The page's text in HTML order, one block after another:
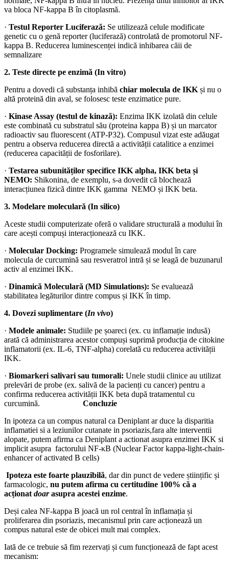
va bloca NF-kappa B în citoplasmă.
· Testul Reporter Luciferază: Se utilizează celule modificate
genetic cu o genă reporter (luciferază) controlată de promotorul NF-
kappa B. Reducerea luminescenței indică inhibarea căii de
semnalizare
2. Teste directe pe enzimă (In vitro)
Pentru a dovedi că substanța inhibă chiar molecula de IKK și nu o
altă proteină din aval, se folosesc teste enzimatice pure.
· Kinase Assay (testul de kinază): Enzima IKK izolată din celule
este combinată cu substratul său (proteina kappa B) și un marcator
radioactiv sau fluorescent (ATP-P32). Compusul vizat este adăugat
pentru a observa reducerea directă a activității catalitice a enzimei
(reducerea capacității de fosforilare).
· Testarea subunităților specifice IKK alpha, IKK beta și
NEMO: Shikonina, de exemplu, s-a dovedit că blochează
interacțiunea fizică dintre IKK gamma NEMO și IKK beta.
3. Modelare moleculară (In silico)
Aceste studii computerizate oferă o validare structurală a modului în
care acești compuși interacționează cu IKK.
· Molecular Docking: Programele simulează modul în care
molecula de curcumină sau resveratrol intră și se leagă de buzunarul
activ al enzimei IKK.
· Dinamică Moleculară (MD Simulations): Se evaluează
stabilitatea legăturilor dintre compus și IKK în timp.
4. Dovezi suplimentare (In vivo)
· Modele animale: Studiile pe șoareci (ex. cu inflamație indusă)
arată că administrarea acestor compuși suprimă producția de citokine
inflamatorii (ex. IL-6, TNF-alpha) corelată cu reducerea activității
IKK.
· Biomarkeri salivari sau tumorali: Unele studii clinice au utilizat
prelevări de probe (ex. salivă de la pacienți cu cancer) pentru a
confirma reducerea activității IKK beta după tratamentul cu
curcumină. Concluzie
In ipoteza ca un compus natural ca Deniplant ar duce la disparitia
inflamatiei si a leziunilor cutanate in psoriazis,fara alte interventii
alopate, putem afirma ca Deniplant a actionat asupra enzimei IKK si
implicit asupra factorului NF-κB (Nuclear Factor kappa-light-chain-
enhancer of activated B cells)
Ipoteza este foarte plauzibilă, dar din punct de vedere științific și
farmacologic, nu putem afirma cu certitudine 100% că a
acționat doarasupra acestei enzime.
Deși calea NF-kappa B joacă un rol central în inflamația și
proliferarea din psoriazis, mecanismul prin care acționează un
compus natural este de obicei mult mai complex.
Iată de ce trebuie să fim rezervați și cum funcționează de fapt acest
mecanism: